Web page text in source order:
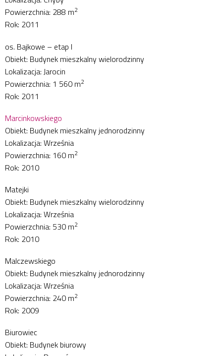
Powierzchnia: 288 m2
Rok: 2011
os. Bajkowe – etap I
Obiekt: Budynek mieszkalny wielorodzinny
Lokalizacja: Jarocin
Powierzchnia: 1 560 m2
Rok: 2011
Marcinkowskiego
Obiekt: Budynek mieszkalny jednorodzinny
Lokalizacja: Września
Powierzchnia: 160 m2
Rok: 2010
Matejki
Obiekt: Budynek mieszkalny wielorodzinny
Lokalizacja: Września
Powierzchnia: 530 m2
Rok: 2010
Malczewskiego
Obiekt: Budynek mieszkalny jednorodzinny
Lokalizacja: Września
Powierzchnia: 240 m2
Rok: 2009
Biurowiec
Obiekt: Budynek biurowy